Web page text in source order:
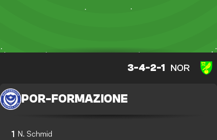
3-4-2-1 NOR
POR- FORMAZIONE
1 N. Schmid